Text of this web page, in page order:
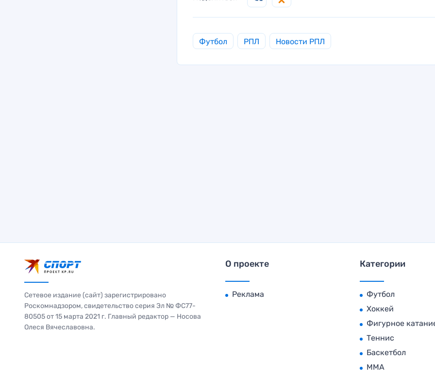
Футбол РПЛ Новости РПЛ
Сетевое издание (сайт) зарегистрировано
Роскомнадзором, свидетельство серия Эл № ФС77-
80505 от 15 марта 2021 г. Главный редактор — Носова
Олеся Вячеславовна.
О проекте
Реклама
Категории
Футбол
Хоккей
Фигурное
Теннис
Баскетбол
MMA